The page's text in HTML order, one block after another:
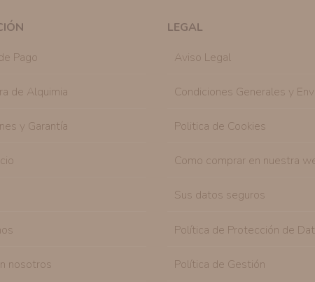
Con carácter general, sólo el
Tiene derecho a saber qué
Pago
de Alquimia
y Garantía
nosotros
LEGAL
Aviso Legal
Condiciones Generales y
Politica de Cookies
Como comprar en nuestra
Sus datos seguros
Política de Protección de
Política de Gestión